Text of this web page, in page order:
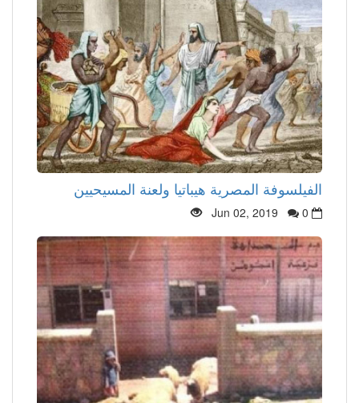
الفيلسوفة المصرية هيباتيا ولعنة المسيحيين
Jun 02, 2019 0